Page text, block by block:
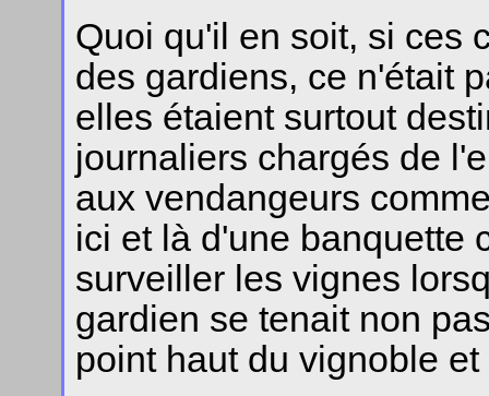
Quoi qu'il en soit, si ces
des gardiens, ce n'était
elles étaient surtout
journaliers chargés de
aux vendangeurs
ici et là d'une banquette
surveiller les vignes
gardien se tenait non
point haut du vignoble